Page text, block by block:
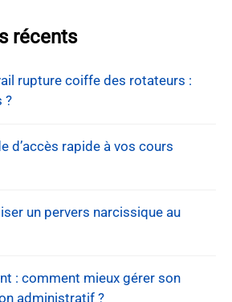
récents
rupture coiffe des rotateurs :
?
d’accès rapide à vos cours
un pervers narcissique au
: comment mieux gérer son
administratif ?